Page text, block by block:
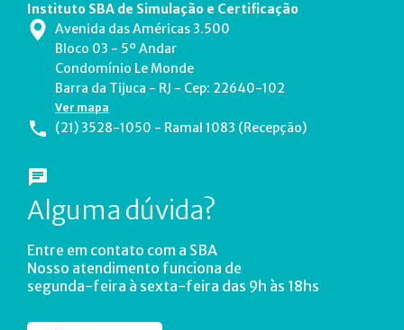
Instituto SBA de Simulação e Certificação
Avenida das Américas 3.500
Bloco 03 - 5º Andar
Condomínio Le Monde
Barra da Tijuca - RJ - Cep: 22640-102
Ver mapa
(21) 3528-1050 - Ramal 1083 (Recepção)
Alguma dúvida?
Entre em contato com a SBA
Nosso atendimento funciona de
segunda-feira à sexta-feira das 9h às 18hs